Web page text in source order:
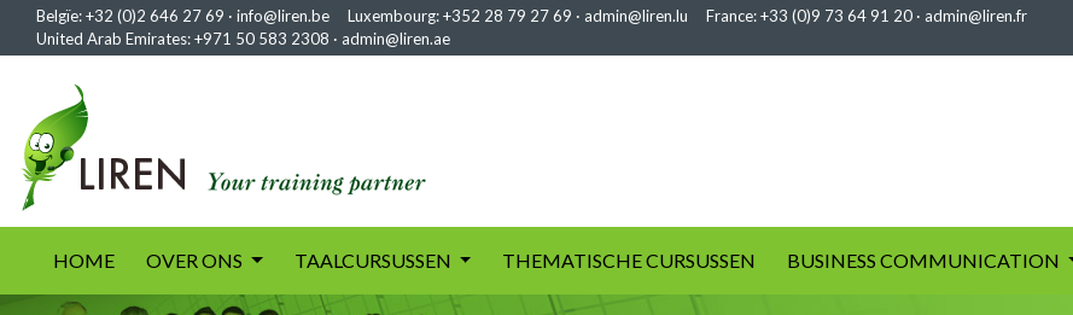
Belgïe:+32 (0)2 646 27 69 · info@liren.be Luxembourg:+352 28 79 27 69 · admin@liren.lu France:+33 (0)9 73 64 91 20 · admin@liren.fr
United Arab Emirates:+971 50 583 2308 · admin@liren.ae
HOME(current)
OVER ONS TAALCURSUSSEN THEMATISCHE CURSUSSEN BUSINESS COMMUNICATION